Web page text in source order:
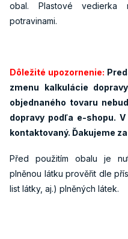
obal. Plastové
potravinami.
Dôležité upozornenie:
zmenu kalkulácie
objednaného tovaru
dopravy podľa e-shopu.
kontaktovaný. Ďakujeme
Před použitím obalu je
plněnou látku prověřit dle
list látky, aj.) plněných látek.